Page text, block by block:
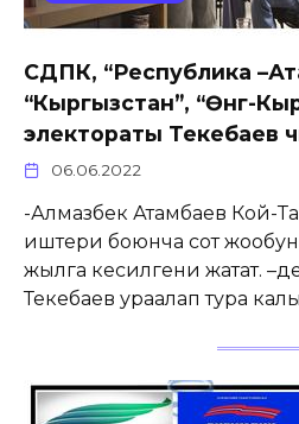
СДПК, “Республика
“Кыргызстан”, “Өнүгүү-
электораты Текебаев
06.06.2022
-Алмазбек Атамбаев Кой-
иштери боюнча сот
жылга кесилгени жатат.
Текебаев ураалап тура